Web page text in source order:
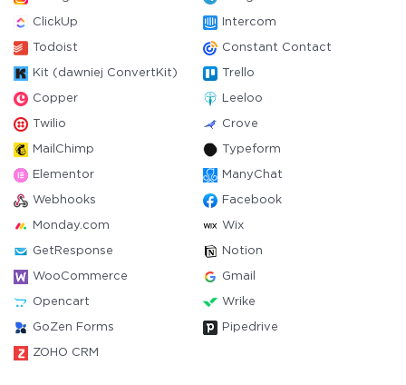
ClickUp Intercom
Todoist Constant Contact
Kit (dawniej ConvertKit) Trello
Copper Leeloo
Twilio Crove
MailChimp Typeform
Elementor ManyChat
Webhooks Facebook
Monday.com Wix
GetResponse Notion
WooCommerce Gmail
Opencart Wrike
GoZen Forms Pipedrive
ZOHO CRM